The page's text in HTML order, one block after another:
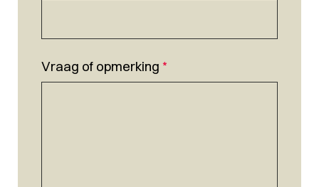
Vraag of opmerking *